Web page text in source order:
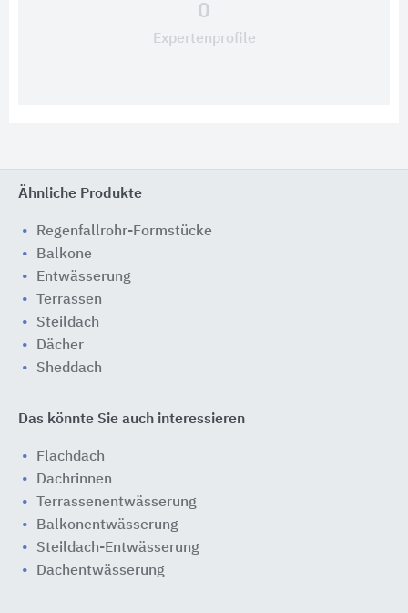
0
Expertenprofile
Ähnliche Produkte
Regenfallrohr-Formstücke
Balkone
Entwässerung
Terrassen
Steildach
Dächer
Sheddach
Das könnte Sie auch interessieren
Flachdach
Dachrinnen
Terrassenentwässerung
Balkonentwässerung
Steildach-Entwässerung
Dachentwässerung